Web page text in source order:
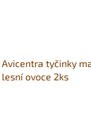
Avicentra tyčinky
lesní ovoce 2ks